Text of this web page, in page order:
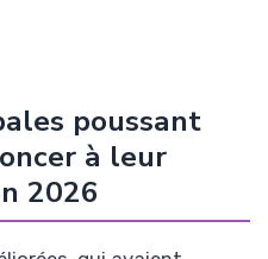
poussant
à leur
2026